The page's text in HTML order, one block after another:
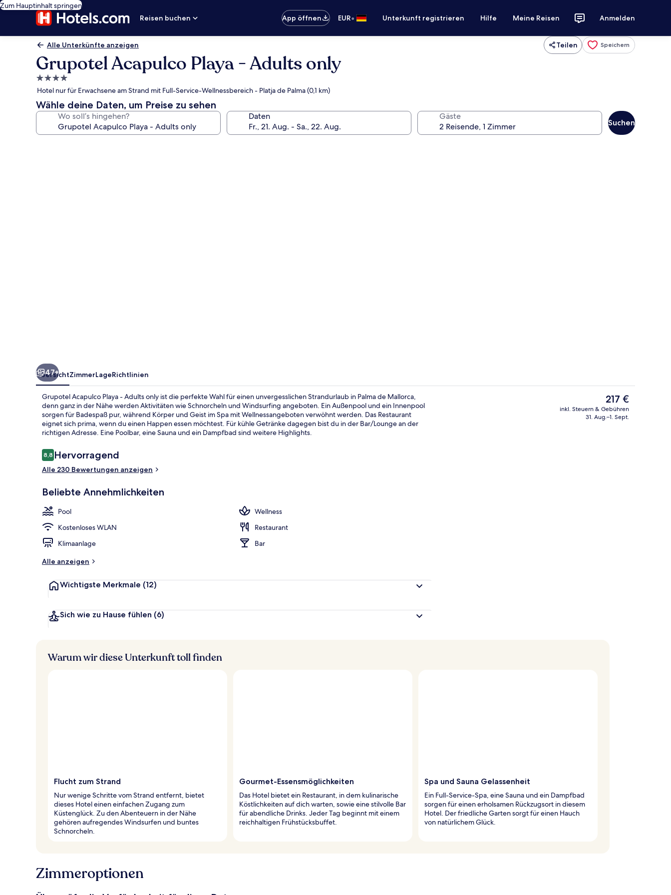
Zum Hauptinhalt springen
Reisen buchen
App öffnen EUR• Unterkunft registrieren Hilfe Meine Reisen Anmelden
Alle Unterkünfte anzeigen Teilen Speichern
Grupotel Acapulco Playa - Adults only
4.0-
Sterne-
Unterkunft
Hotel nur für Erwachsene am Strand mit Full-Service-Wellnessbereich - Platja de Palma (0,1 km)
Wähle deine Daten, um Preise zu sehen
Wo soll’s hingehen? Daten Gäste
Suchen
Ansicht von oben Minibar, Zimmersafe, Schreibtisch,
47+
ÜbersichtZimmerLageRichtlinien
Grupotel Acapulco Playa - Adults only ist die perfekte Wahl für einen unvergesslichen Strandurlaub in Palma de Mallorca,
denn ganz in der Nähe werden Aktivitäten wie Schnorcheln und Windsurfing angeboten. Ein Außenpool und ein Innenpool
sorgen für Badespaß pur, während Körper und Geist im Spa mit Wellnessangeboten verwöhnt werden. Das Restaurant
eignet sich prima, wenn du einen Happen essen möchtest. Für kühle Getränke dagegen bist du in der Bar/Lounge an der
richtigen Adresse. Eine Poolbar, eine Sauna und ein Dampfbad sind weitere Highlights.
Bewertungen
8,88,8 von 10.
Hervorragend
Alle 230 Bewertungen anzeigen
Beliebte Annehmlichkeiten
Pool
Wellness
Kostenloses WLAN
Restaurant
Klimaanlage
Bar
Alle anzeigen
Wichtigste Merkmale (12)
Sich wie zu Hause fühlen (6)
Der
aktuelle
Preis
217 €
inkl. Steuern & Gebühren
31. Aug.–1. Sept.
Warum wir diese Unterkunft toll finden
Flucht zum Strand
Nur wenige Schritte vom Strand entfernt, bietet
dieses Hotel einen einfachen Zugang zum
Küstenglück. Zu den Abenteuern in der Nähe
gehören aufregendes Windsurfen und buntes
Schnorcheln.
Gourmet-Essensmöglichkeiten
Das Hotel bietet ein Restaurant, in dem kulinarische
Köstlichkeiten auf dich warten, sowie eine stilvolle Bar
für abendliche Drinks. Jeder Tag beginnt mit einem
reichhaltigen Frühstücksbuffet.
Spa und Sauna Gelassenheit
Ein Full-Service-Spa, eine Sauna und ein Dampfbad
sorgen für einen erholsamen Rückzugsort in diesem
Hotel. Der friedliche Garten sorgt für einen Hauch
von natürlichem Glück.
Zimmeroptionen